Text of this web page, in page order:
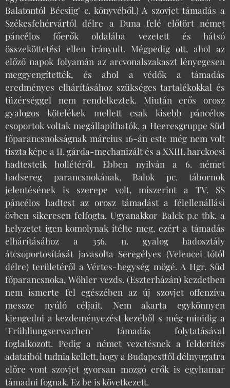
Balatontól Bécsiig" c. könyvéből.) A szovjet támadás a
Székesfehérvártól délre a Duna felé előtört német
páncélos főerők oldalába vezetett és hátsó
összeköttetési ellen irányult. Mégpedig ott, ahol az
előző napok folyamán az arcvonalszakaszt lényegesen
meggyengítették, és ahol a védők a támadás
eredményes elhárításához szükséges tartalékokkal és
tüzérséggel nem rendelkeztek. Miután erős orosz
gyalogos kötelékek mellett csak kisebb páncélos
csoportok voltak megállapíthatók, a Heeresgruppe Süd
főparancsnokságnak március 16-án este még nem volt
tiszta képe a II. gárda-mechanizált és a XXIII. harckocsi
hadtesteik hollétéről. Ebben nyilván a 6. német
hadsereg parancsnokának, Balok pc. tábornok
jelentésének is szerepe volt, miszerint a TV. SS
páncélos hadtest az orosz támadást a félellenállási
övben sikeresen felfogta. Ugyanakkor Balck p.c tbk. a
helyzetet igen komolynak ítélte meg, ezért a támadás
elhárításához a 356. n. gyalog hadosztály
átcsoportosítását javasolta Seregélyes (Velencei tótól
délre) területéről a Vértes-hegység mögé. A Hgr. Süd
főparancsnoka, Wöhler vezds. (Eszterházán) kezdetben
nem ismerte fel egészében az új szovjet offenzíva
messze nyúló céljait. Nem akarta egykönnyen
kiengedni a kezdeményezést kezéből s még minidig a
"Frühliungserwachen" támadás folytatásával
foglalkozott. Pedig a német vezetésnek a felderítés
adataiból tudnia kellett, hogy a Budapesttől délnyugatra
előre vont szovjet gyorsan mozgó erők is egyhamar
támadni fognak. Ez be is következett.